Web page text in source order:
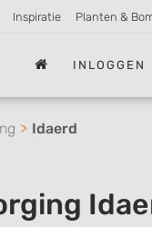
Inspiratie Planten &
INLOGGEN
Idaerd